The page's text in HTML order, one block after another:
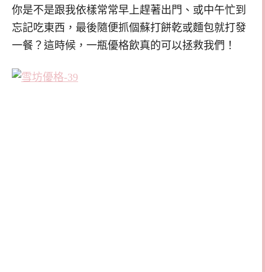
你是不是跟我依樣常常早上趕著出門、或中午忙到
忘記吃東西，最後隨便抓個蘇打餅乾或麵包就打發
一餐？這時候，一瓶優格飲真的可以拯救我們！